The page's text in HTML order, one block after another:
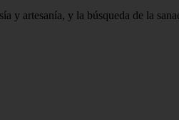
y artesanía, y la búsqueda de la